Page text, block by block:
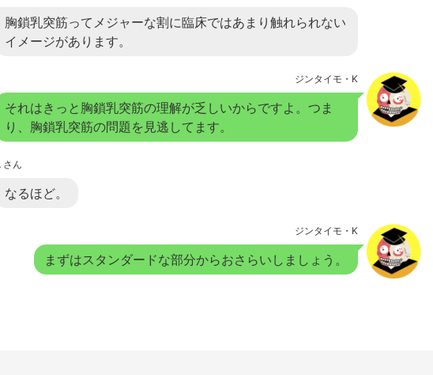
胸鎖乳突筋ってメジャーな割に臨床ではあまり触れられない
イメージがあります。
ジンタイモ・K
それはきっと胸鎖乳突筋の理解が乏しいからですよ。つま
り、胸鎖乳突筋の問題を見逃してます。
さん
なるほど。
ジンタイモ・K
まずはスタンダードな部分からおさらいしましょう。